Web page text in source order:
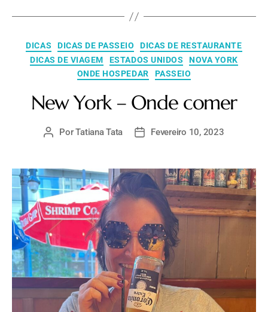
DICAS DICAS DE PASSEIO
DICAS DE RESTAURANTE
DICAS DE VIAGEM
ESTADOS UNIDOS
NOVA YORK
ONDE HOSPEDAR
PASSEIO
New York – Onde comer
PorTatiana Tata Fevereiro 10, 2023